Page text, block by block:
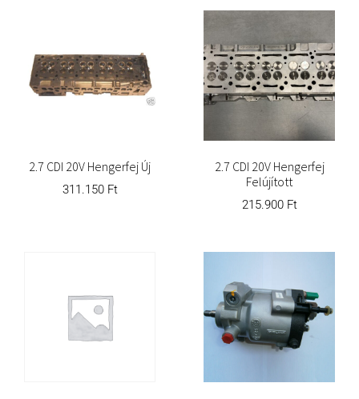
2.7 CDI 20V Hengerfej Új
311.150 Ft
2.7 CDI 20V Hengerfej
Felújított
215.900 Ft